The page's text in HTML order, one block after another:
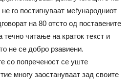
го постигнуваат меѓународниот
на 80 отсто од поставените
читање на краток текст и
не се добро рзавиени.
со попреченост се уште
многу заостануваат зад своите